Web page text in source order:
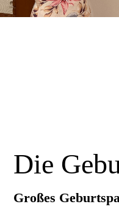
Die
Großes